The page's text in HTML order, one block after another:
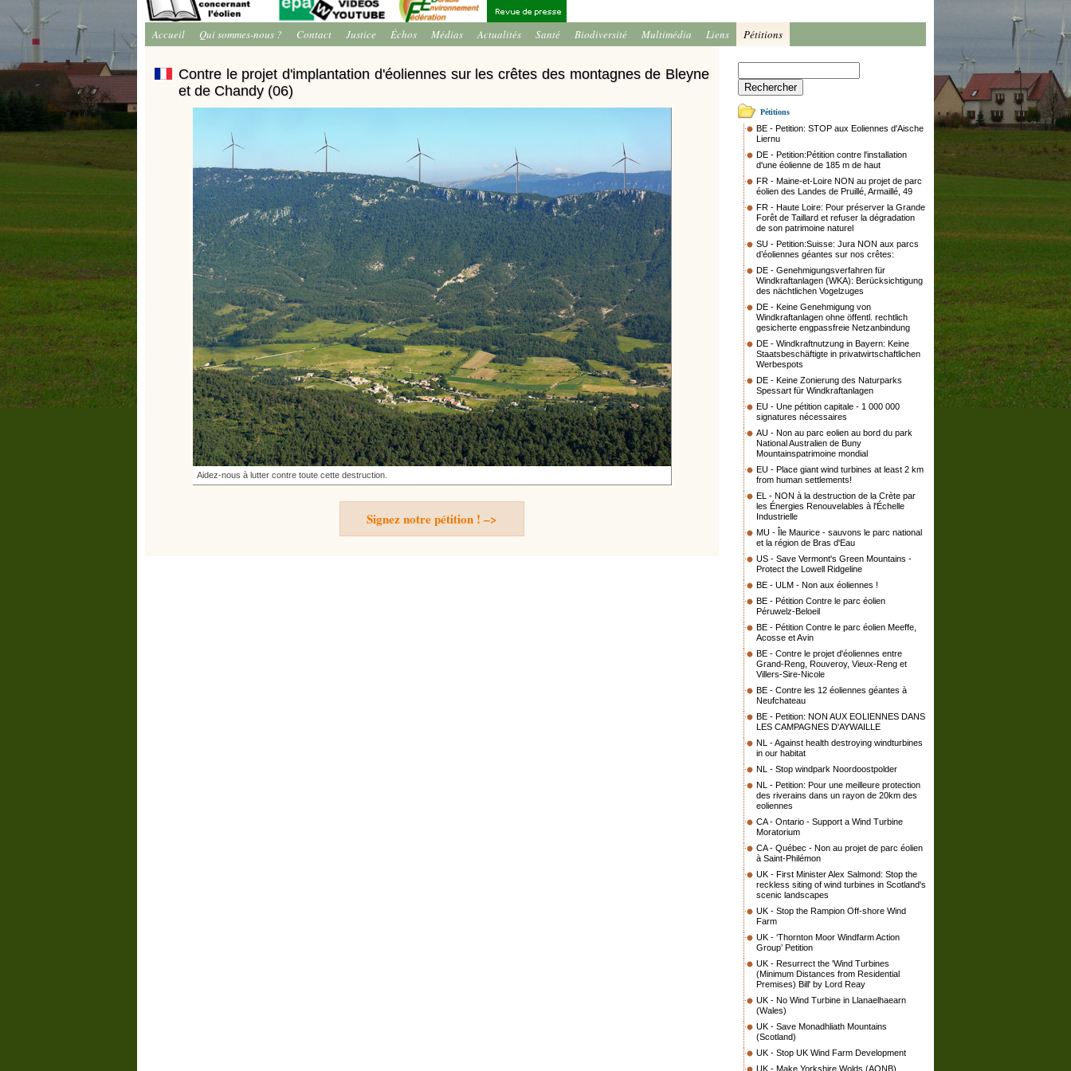
Accueil Qui sommes-nous ? Contact Justice Échos Médias Actualités Santé Biodiversité Multimédia Liens Pétitions
Contre le projet d'implantation d'éoliennes sur les crêtes des montagnes de Bleyne
et de Chandy (06)
Aidez-nous à lutter contre toute cette destruction.
Signez notre pétition ! –>